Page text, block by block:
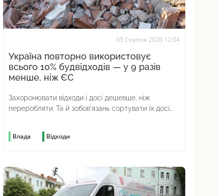
05 Серпня 2026 12:04
Україна повторно використовує
всього 10% будвідходів — у 9 разів
менше, ніж ЄС
Захоронювати відходи і досі дешевше, ніж
переробляти. Та й зобов’язань сортувати їх досі
Влада Відходи